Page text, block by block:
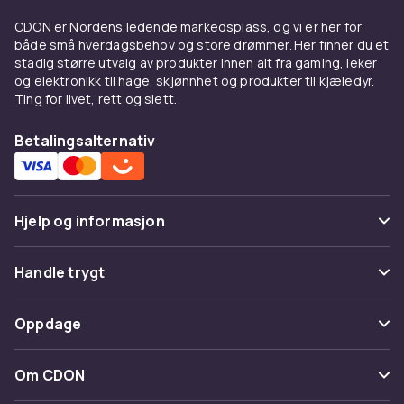
iPhone 15 Pro Max, som har trippelt kamera
med 5x zoom, ProMotion 120Hz og Action-
knapp og titaniumramme, 5x telezoom og USB
3. Enten du trenger deksel, skjermbeskyttelse,
Deksel og skjermbeskyttelse
til iPhone 15 Pro Max
MagSafe-deksel støtter 15W lading. iPhone 15
modeller eller bokvesker med
lommebokfunksjon. Kombiner med en herdet
glasskjermbeskyttelse for komplett
beskyttelse. Se hele utvalget aviPhone
tilbehør
CDON er Nordens ledende markedsplass, og vi er her for
både små hverdagsbehov og store drømmer. Her finner du et
stadig større utvalg av produkter innen alt fra gaming, leker
og elektronikk til hage, skjønnhet og produkter til kjæledyr.
Ting for livet, rett og slett.
Betalingsalternativ
Hjelp og informasjon
Vanlige spørsmål
Spor pakke
Angre & returner her
Kontakt oss
Handle trygt
Betaling
Levering
Oppdage
Kategorier
Om CDON